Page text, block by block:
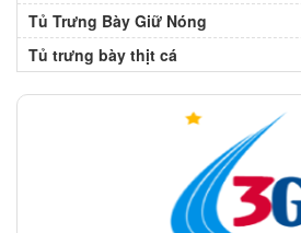
Tủ Trưng Bày Giữ Nóng
Tủ trưng bày thịt cá